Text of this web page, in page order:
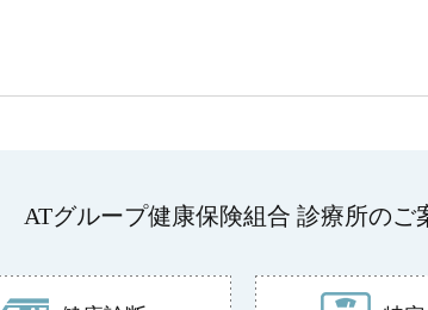
ATグループ健康保険組合 診療所のご